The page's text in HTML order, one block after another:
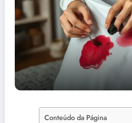
Conteúdo da Página